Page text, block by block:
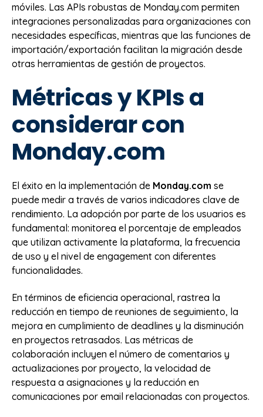
móviles. Las APIs robustas de Monday.com permiten
integraciones personalizadas para organizaciones con
necesidades específicas, mientras que las funciones de
importación/exportación facilitan la migración desde
otras herramientas de gestión de proyectos.
Métricas y KPIs a
considerar con
Monday.com
El éxito en la implementación de Monday.com se
puede medir a través de varios indicadores clave de
rendimiento. La adopción por parte de los usuarios es
fundamental: monitorea el porcentaje de empleados
que utilizan activamente la plataforma, la frecuencia
de uso y el nivel de engagement con diferentes
funcionalidades.
En términos de eficiencia operacional, rastrea la
reducción en tiempo de reuniones de seguimiento, la
mejora en cumplimiento de deadlines y la disminución
en proyectos retrasados. Las métricas de
colaboración incluyen el número de comentarios y
actualizaciones por proyecto, la velocidad de
respuesta a asignaciones y la reducción en
comunicaciones por email relacionadas con proyectos.